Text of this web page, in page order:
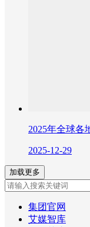
2025年全球各
2025-12-29
加载更多
集团官网
艾媒智库